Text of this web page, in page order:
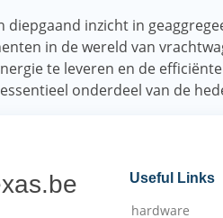
diepgaand inzicht in
in de wereld van
te leveren en de
onderdeel van de
Useful Links
hardware